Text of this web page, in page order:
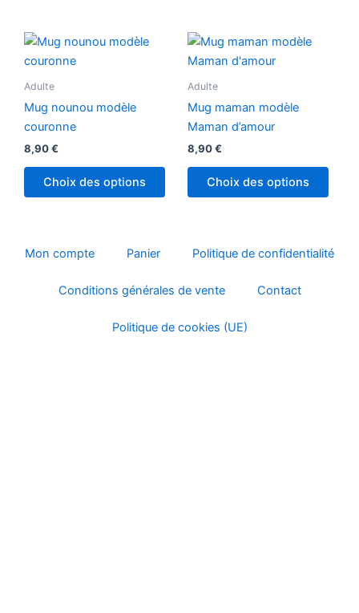
page
produit
Adulte
Mug nounou modèle
couronne
8,90€
Choix des options
Adulte
Mug maman modèle
Maman d’amour
8,90€
Choix des options
Mon compte Panier Politique de confidentialité
Conditions générales de vente Contact
Politique de cookies (UE)